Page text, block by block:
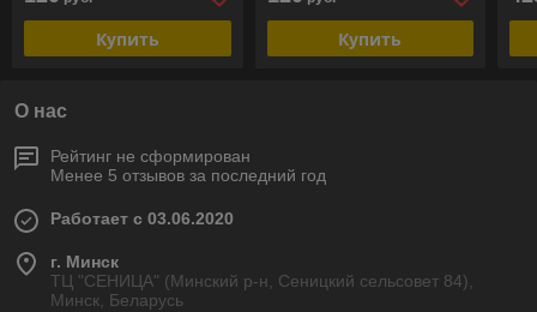
Купить Купить
О нас
Рейтинг не сформирован
Менее 5 отзывов за последний год
Работает с 03.06.2020
г. Минск
ТЦ "СЕНИЦА" (Минский р-н, Сеницкий сельсовет 84),
Минск, Беларусь